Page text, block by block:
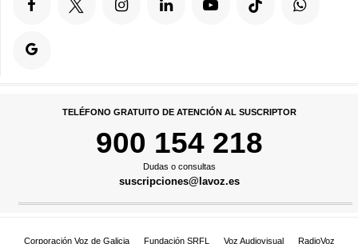
TELÉFONO GRATUITO DE ATENCIÓN AL SUSCRIPTOR
900 154 218
Dudas o consultas
suscripciones@lavoz.es
Corporación Voz de Galicia Fundación SRFL Voz Audiovisual
RadioVoz